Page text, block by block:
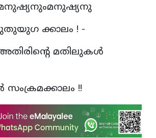
ക്കാലം ! -
മതിലുകൾ
!!